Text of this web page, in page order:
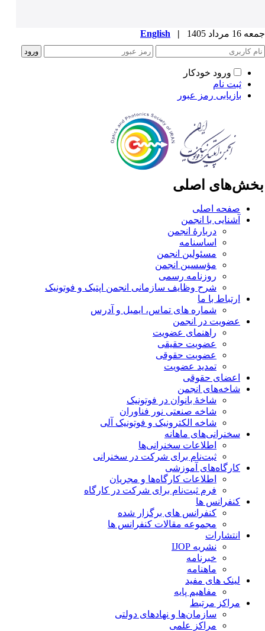
مرداد 1405 |
English
ورود خودکار
ثبت نام
بازیابی رمز عبور
اصلی
صفحه اصلی
آشنایی با انجمن
دربارۀ انجمن
اساسنامه
مسئولین انجمن
مؤسسین انجمن
روزنامه رسمی
شرح وظایف سازمانی انجمن اپتیک و فوتونیک
ارتباط با ما
شماره های تماس، ایمیل و آدرس
عضویت در انجمن
راهنمای عضویت
عضویت حقیقی
عضویت حقوقی
تمدید عضویت
اعضای حقوقی
شاخه‌های انجمن
شاخۀ بانوان در فوتونیک
شاخه صنعتی نور فناوران
شاخه‌ الکترونیک و فوتونیک آلی
سخنرانی‌های ماهانه
اطلاعات سخنرانی‌‌ها
ثبت‌نام برای شرکت در سخنرانی
کارگاه‌های آموزشی
اطلاعات کارگاه‌ها و مجریان
فرم ثبت‌نام برای شرکت در کارگاه
کنفرانس ها
کنفرانس های برگزار شده
مجموعه مقالات کنفرانس ها
انتشارات
نشریه IJOP
خبرنامه
ماهنامه
لینک های مفید
مفاهیم پایه
مراکز مرتبط
سازمان‌ها و نهادهای دولتی
مراکز علمی